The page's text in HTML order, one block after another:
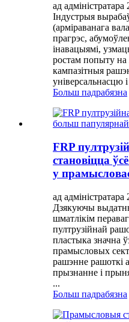
ад адміністратара
Індустрыя
(арміраванага
прагрэс,
інавацыямі,
ростам попыту на
кампазітныя
універсальнасцю
Больш падрабязна
FRP
становіцца
у
ад адміністратара
Дзякуючы
шматлікім
пултрузійнай
пластыка значна
прамысловых
рашэнне рашоткі
прызнанне і
...
Больш падрабязна